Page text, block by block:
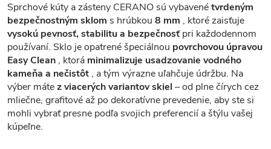
Sprchové kúty a zásteny CERANO sú vybavenétvrdeným
bezpečnostným sklom s hrúbkou 8 mm , ktoré zaisťuje
vysokú pevnosť, stabilitu a bezpečnosť pri každodennom
používaní. Sklo je opatrené špeciálnou povrchovou úpravou
Easy Clean , ktorá minimalizuje usadzovanie vodného
kameňa a nečistôt , a tým výrazne uľahčuje údržbu. Na
výber mátez viacerých variantov skiel – od plne čírych cez
mliečne, grafitové až po dekoratívne prevedenie, aby ste si
mohli vybrať presne podľa svojich preferencií a štýlu vašej
kúpeľne.